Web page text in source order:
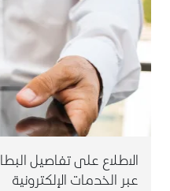
الاطلاع على تفاصيل
عبر الخدمات الإلكترونية
الهاتف الجوال يقدم
بطاقتك و الاطلاع على